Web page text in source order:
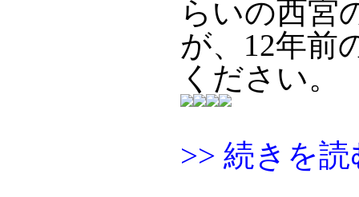
らいの西宮
が、12年前
ください。
>> 続きを読